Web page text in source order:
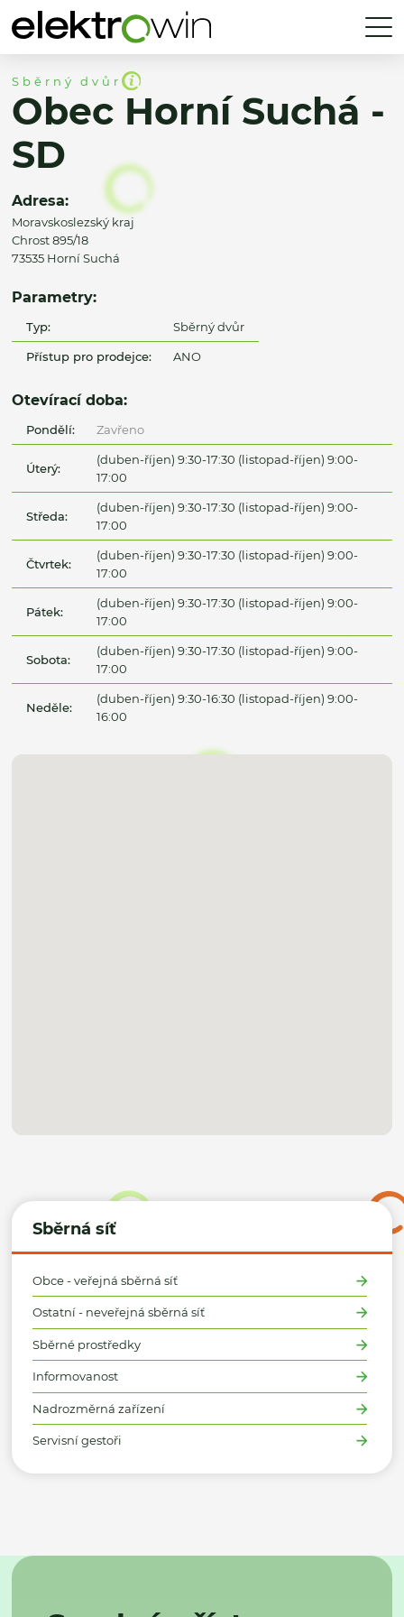
Sběrná síť
Obce - veřejná sběrná síť
Ostatní - neveřejná sběrná síť
Sběrné prostředky
Informovanost
Nadrozměrná zařízení
Servisní gestoři
Sběrný dvůr
Obec Horní Suchá -
SD
Adresa:
Moravskoslezský kraj
Chrost 895/18
73535 Horní Suchá
Parametry:
Typ: Sběrný dvůr
Přístup pro prodejce: ANO
Otevírací doba:
Pondělí: Zavřeno
Úterý:
(duben-říjen) 9:30-17:30 (listopad-říjen) 9:00-
17:00
Středa:
(duben-říjen) 9:30-17:30 (listopad-říjen) 9:00-
17:00
Čtvrtek:
(duben-říjen) 9:30-17:30 (listopad-říjen) 9:00-
17:00
Pátek:
(duben-říjen) 9:30-17:30 (listopad-říjen) 9:00-
17:00
Sobota:
(duben-říjen) 9:30-17:30 (listopad-říjen) 9:00-
17:00
Neděle:
(duben-říjen) 9:30-16:30 (listopad-říjen) 9:00-
16:00